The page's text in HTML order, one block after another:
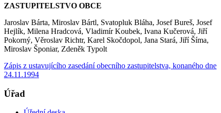
ZASTUPITELSTVO OBCE
Jaroslav Bárta, Miroslav Bártl, Svatopluk Bláha, Josef Bureš, Josef
Hejlík, Milena Hradcová, Vladimír Koubek, Ivana Kučerová, Jiří
Pokorný, Věroslav Richtr, Karel Skočdopol, Jana Stará, Jiří Šíma,
Miroslav Šponiar, Zdeněk Typolt
Zápis z ustavujícího zasedání obecního zastupitelstva, konaného dne
24.11.1994
Úřad